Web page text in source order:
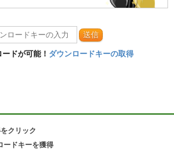
送信
ドが可能！ ダウンロードキーの取得
クリック
ードキーを獲得